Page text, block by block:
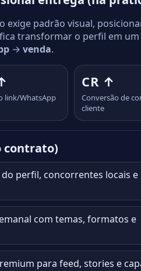
exige padrão visual,
transformar o perfil em
→ venda.
link/WhatsApp
CR ↑
Conversão de
cliente
contrato)
perfil, concorrentes locais
com temas, formatos e
para feed, stories e